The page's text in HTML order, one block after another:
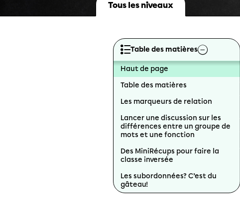
Tous les niveaux
Table des matières
Haut de page
Table des matières
Les marqueurs de relation
Lancer une discussion sur les
différences entre un groupe de
mots et une fonction
Des MiniRécups pour faire la
classe inversée
Les subordonnées? C’est du
gâteau!